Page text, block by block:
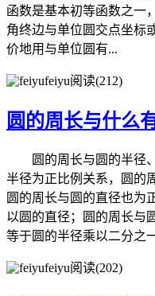
函数是基本初等函数之一
角终边与单位圆交点坐标
价地用与单位圆有...
feiyu阅读(212)
圆的周长与什么
圆的周长与圆的半径、
半径为正比例关系，圆的
圆的周长与圆的直径也为
以圆的直径；圆的周长与
等于圆的半径乘以二分之
feiyu阅读(202)